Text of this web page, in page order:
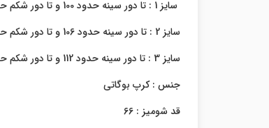
سایز 1 : تا دور سینه حدود 100 و تا دور شکم حدود 100
سایز 2 : تا دور سینه حدود 106 و تا دور شکم حدود 106
سایز 3 : تا دور سینه حدود 112 و تا دور شکم حدود 112
جنس : کرپ بوگاتی
قد شومیز : 66